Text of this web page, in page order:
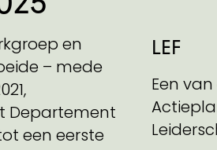
en
– mede
Departement
een eerste
LEF
Een